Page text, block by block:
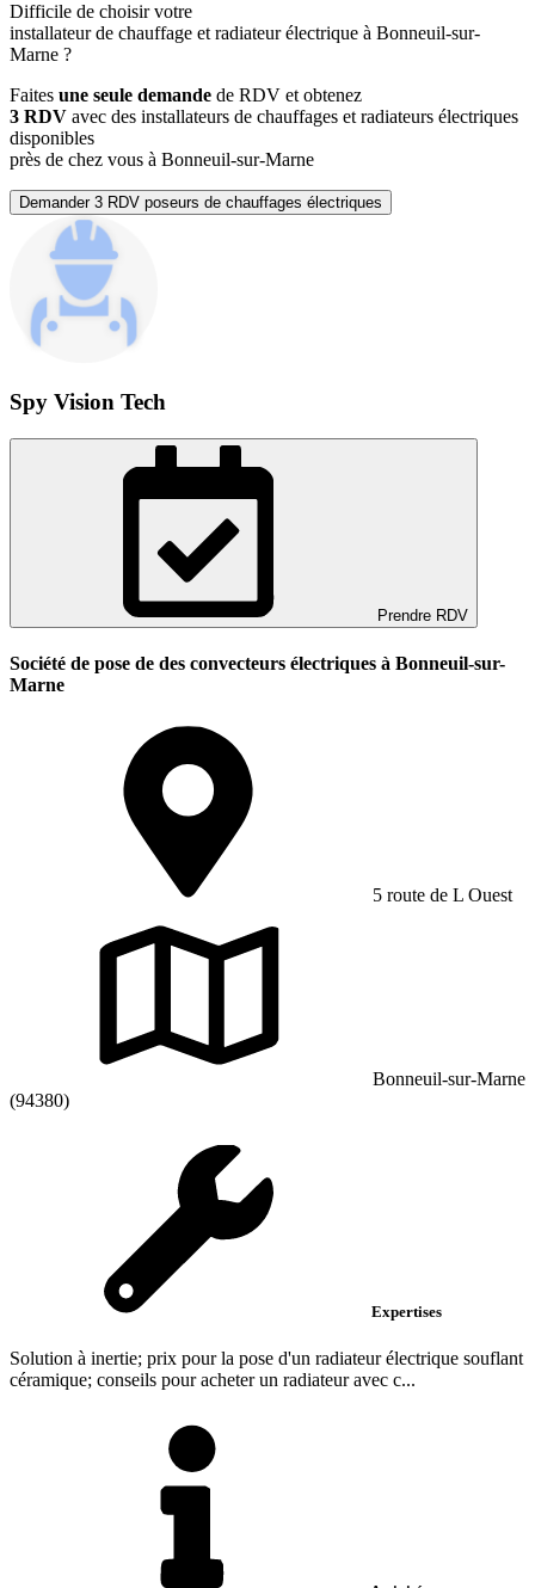
Difficile de choisir votre
installateur de chauffage et radiateur électrique à Bonneuil-sur-
Marne ?
Faites une seule demande de RDV et obtenez
3 RDV avec des installateurs de chauffages et radiateurs électriques
disponibles
près de chez vous à Bonneuil-sur-Marne
Demander 3 RDV poseurs de chauffages électriques
Spy Vision Tech
Prendre RDV
Société de pose de des convecteurs électriques à Bonneuil-sur-
Marne
5 route de L Ouest
Bonneuil-sur-Marne
(94380)
Expertises
Solution à inertie; prix pour la pose d'un radiateur électrique souflant
céramique; conseils pour acheter un radiateur avec c...